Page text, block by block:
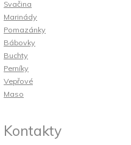
Svačina
Marinády
Pomazánky
Bábovky
Buchty
Perníky
Vepřové
Maso
Kontakty